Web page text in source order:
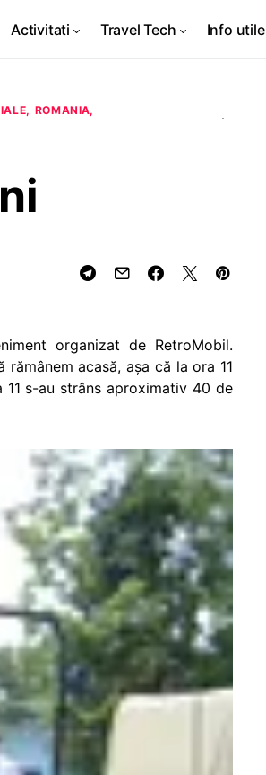
Activitati Travel Tech Info utile
ROMANIA
organizat de RetroMobil.
acasă, aşa că la ora 11
s-au strâns aproximativ 40 de